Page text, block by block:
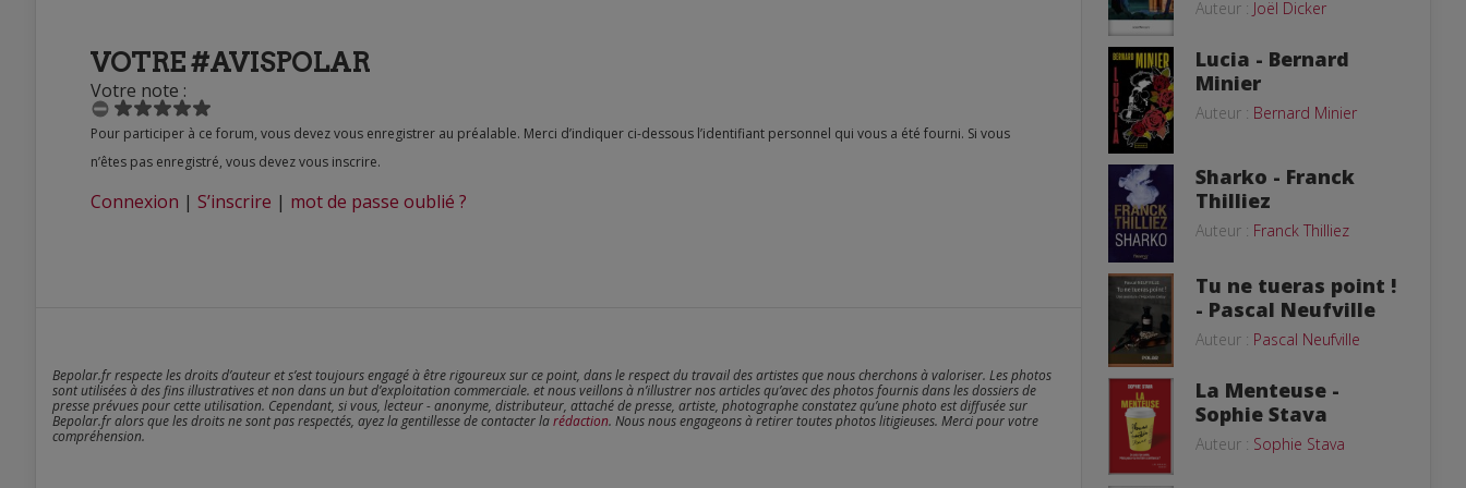
VOTRE #AVISPOLAR
Votre note :
Pour participer à ce forum, vous devez vous enregistrer au préalable. Merci d’indiquer ci-dessous l’identifiant personnel qui vous a été fourni. Si vous
n’êtes pas enregistré, vous devez vous inscrire.
Connexion | S’inscrire | mot de passe oublié ?
Bepolar.fr respecte les droits d’auteur et s’est toujours engagé à être rigoureux sur ce point, dans le respect du travail des artistes que nous cherchons à valoriser. Les photos
sont utilisées à des fins illustratives et non dans un but d’exploitation commerciale. et nous veillons à n’illustrer nos articles qu’avec des photos fournis dans les dossiers de
presse prévues pour cette utilisation. Cependant, si vous, lecteur - anonyme, distributeur, attaché de presse, artiste, photographe constatez qu’une photo est diffusée sur
Bepolar.fr alors que les droits ne sont pas respectés, ayez la gentillesse de contacter larédaction. Nous nous engageons à retirer toutes photos litigieuses. Merci pour votre
compréhension.
Auteur : Joël Dicker
Lucia - Bernard
Minier
Auteur : Bernard Minier
Sharko - Franck
Thilliez
Auteur : Franck Thilliez
Tu ne tueras point !
- Pascal Neufville
Auteur : Pascal Neufville
La Menteuse -
Sophie Stava
Auteur : Sophie Stava